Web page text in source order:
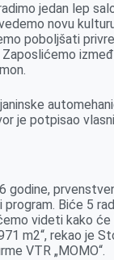
jedan lep
novu
poboljšati
je potpisao
godine,
Biće 5
videti kako će
m2“, rekao je
VTR „MOMO“.